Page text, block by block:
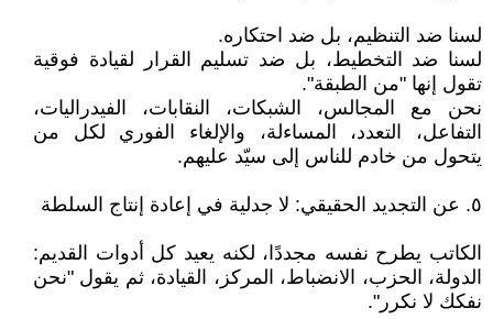
لسنا ضد التنظيم، بل ضد احتكاره.
لسنا ضد التخطيط، بل ضد تسليم القرار لقيادة فوقية
تقول إنها "من الطبقة".
نحن مع المجالس، الشبكات، النقابات، الفيدراليات،
التفاعل، التعدد، المساءلة، والإلغاء الفوري لكل من
يتحول من خادم للناس إلى سيّد عليهم.
٥. عن التجديد الحقيقي: لا جدلية في إعادة إنتاج السلطة
الكاتب يطرح نفسه مجددًا، لكنه يعيد كل أدوات القديم:
الدولة، الحزب، الانضباط، المركز، القيادة، ثم يقول "نحن
نفكك لا نكرر".